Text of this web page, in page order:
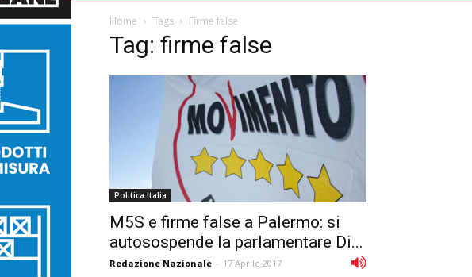
Home Tags Firme false
Tag: firme false
Politica Italia
M5S e firme false a Palermo: si
autosospende la parlamentare Di...
Redazione Nazionale - 17 Aprile 2017